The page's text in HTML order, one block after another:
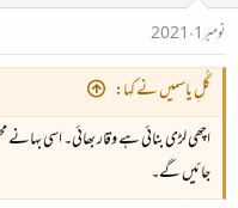
نومبر 1، 2021
گُلِ یاسمیں نے کہا:
اچھی لڑی بنائی ہے وقار بھائی۔ اسی
جائیں گے۔